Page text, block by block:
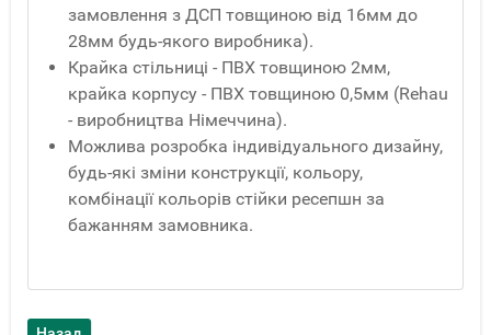
замовлення з ДСП товщиною від 16мм до
28мм будь-якого виробника).
Крайка стільниці - ПВХ товщиною 2мм,
крайка корпусу - ПВХ товщиною 0,5мм (Rehau
- виробництва Німеччина).
Можлива розробка індивідуального дизайну,
будь-які зміни конструкції, кольору,
комбінації кольорів стійки ресепшн за
бажанням замовника.